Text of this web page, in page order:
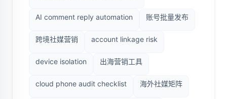
AI comment reply automation 账号批量发布
跨境社媒营销 account linkage risk
device isolation 出海营销工具
cloud phone audit checklist 海外社媒矩阵